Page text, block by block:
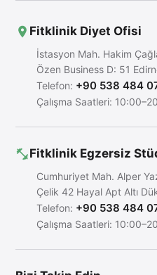
Fitklinik Diyet Ofisi
İstasyon Mah. Hakim
Özen Business D: 51
Telefon: +90 538 484
Çalışma Saatleri:
Fitklinik Egzersiz
Cumhuriyet Mah. Alper
Çelik 42 Hayal Apt Altı
Telefon: +90 538 484
Çalışma Saatleri: